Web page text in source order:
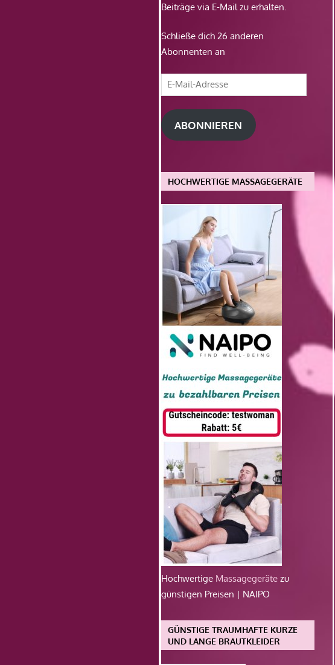
Beiträge via E-Mail zu erhalten.
Schließe dich 26 anderen
Abonnenten an
E-
Mail-
Adresse
ABONNIEREN
HOCHWERTIGE MASSAGEGERÄTE
Hochwertige Massagegeräte zu
günstigen Preisen | NAIPO
GÜNSTIGE TRAUMHAFTE KURZE
UND LANGE BRAUTKLEIDER